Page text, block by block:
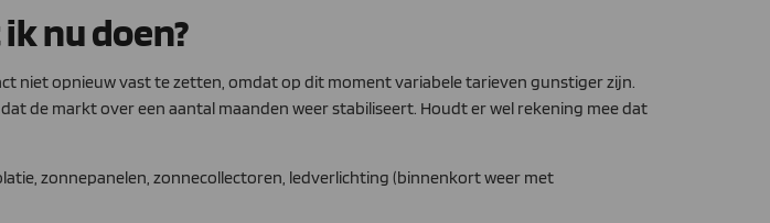
nu doen?
niet opnieuw vast te zetten, omdat op dit moment variabele tarieven gunstiger zijn.
de markt over een aantal maanden weer stabiliseert. Houdt er wel rekening mee dat
zonnepanelen, zonnecollectoren, ledverlichting (binnenkort weer met